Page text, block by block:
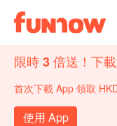
限時 3 倍送！下
首次下載 App 領取
使用 App